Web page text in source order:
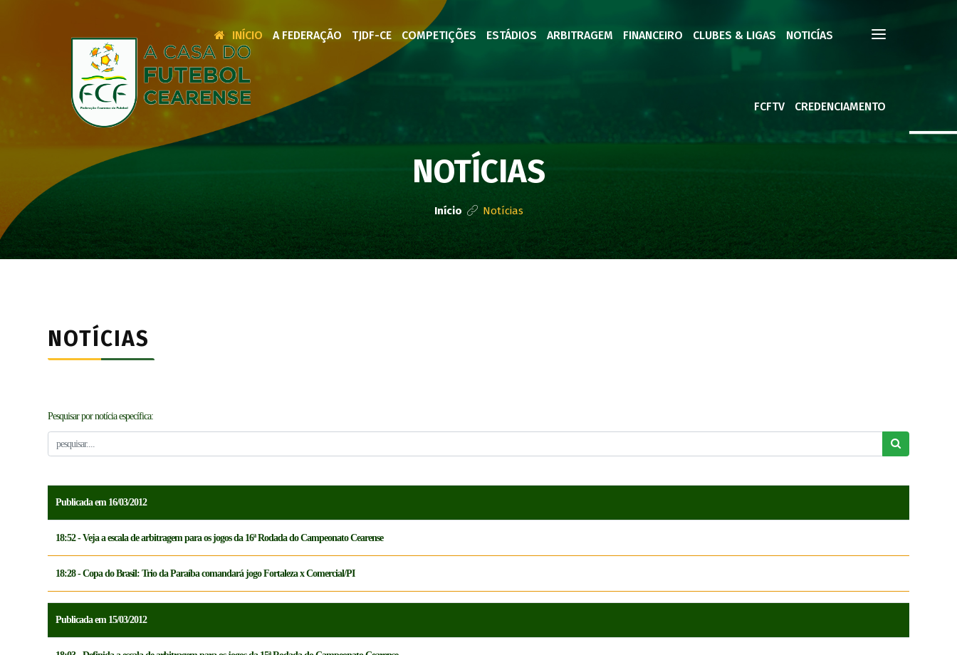
INÍCIO A FEDERAÇÃO TJDF-CE COMPETIÇÕES ESTÁDIOS ARBITRAGEM FINANCEIRO CLUBES & LIGAS NOTICÍAS
FCFTV CREDENCIAMENTO
NOTÍCIAS
Início Notícias
NOTÍCIAS
Pesquisar por notícia específica:
Publicada em 16/03/2012
18:52 - Veja a escala de arbitragem para os jogos da 16ª Rodada do Campeonato Cearense
18:28 - Copa do Brasil: Trio da Paraíba comandará jogo Fortaleza x Comercial/PI
Publicada em 15/03/2012